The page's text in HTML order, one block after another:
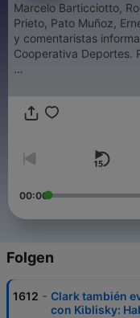
Marcelo Barticciotto,
Prieto, Pato Muñoz,
y comentaristas
Cooperativa Deportes.
👉
00:00
Folgen
1612 - Clark también
con Kiblisky: